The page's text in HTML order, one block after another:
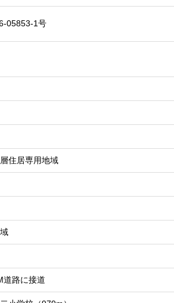
05853-1号
住居専用地域
道路に接道